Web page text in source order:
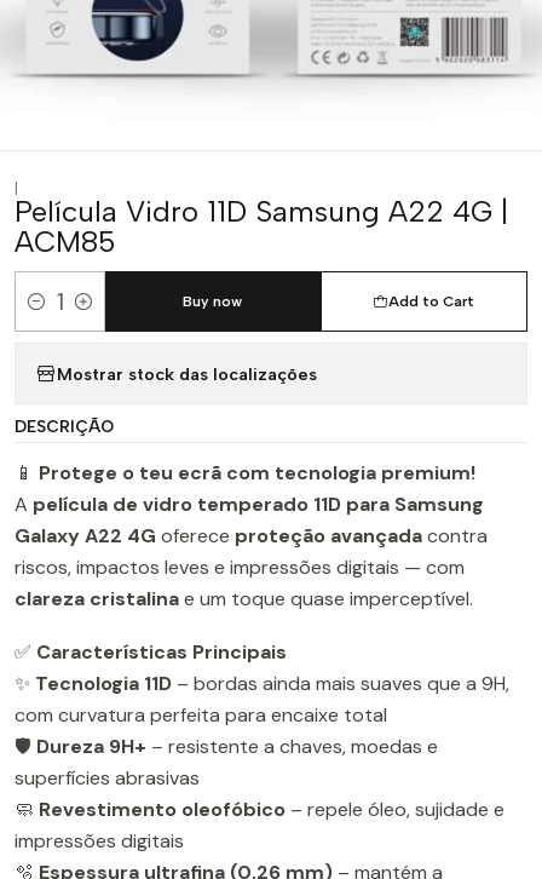
|
Película Vidro 11D Samsung A22 4G |
ACM85
Quantity
Add to Cart
Buy now
Mostrar stock das localizações
DESCRIÇÃO
📱 Protege o teu ecrã com tecnologia premium!
A película de vidro temperado 11D para Samsung
Galaxy A22 4G oferece proteção avançadacontra
riscos, impactos leves e impressões digitais — com
clareza cristalinae um toque quase imperceptível.
✅ Características Principais
✨ Tecnologia 11D – bordas ainda mais suaves que a 9H,
com curvatura perfeita para encaixe total
🛡️ Dureza 9H+ – resistente a chaves, moedas e
superfícies abrasivas
🧼 Revestimento oleofóbico – repele óleo, sujidade e
impressões digitais
🫧 Espessura ultrafina (0,26 mm) – mantém a